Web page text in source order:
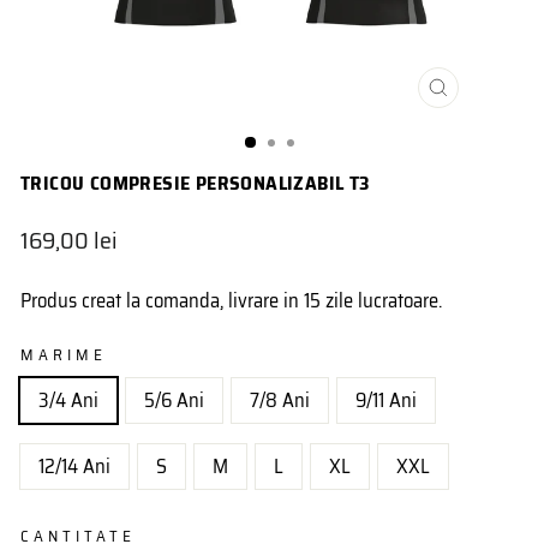
INCHIDE
TRICOU COMPRESIE PERSONALIZABIL T3
Pret
obisnuit
169,00 lei
Produs creat la comanda, livrare in 15 zile lucratoare.
MARIME
3/4 Ani 5/6 Ani 7/8 Ani 9/11 Ani
12/14 Ani S M L XL XXL
CANTITATE